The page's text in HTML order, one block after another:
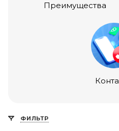
Преимущества
ФИЛЬТР